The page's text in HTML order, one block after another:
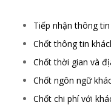
Tiếp nhận thông
Chốt thông tin
Chốt thời gian và
Chốt ngôn ngữ
Chốt chi phí với